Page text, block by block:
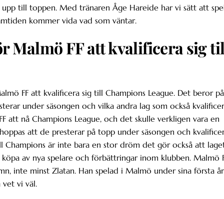
till toppen. Med tränaren Åge Hareide har vi sätt att
kommer vida vad som väntar.
Malmö FF att kvalificera sig
FF att kvalificera sig till Champions League. Det beror på
under säsongen och vilka andra lag som också
nå Champions League, och det skulle verkligen vara en
att de presterar på topp under säsongen och
är inte bara en stor dröm det gör också att
av nya spelare och förbättringar inom klubben. Malmö
inte minst Zlatan. Han spelad i Malmö under sina första år
vet vi väl.